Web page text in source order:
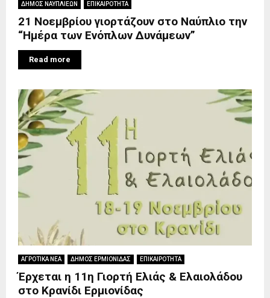
ΔΗΜΟΣ ΝΑΥΠΛΙΕΩΝ ΕΠΙΚΑΙΡΟΤΗΤΑ
21 Νοεμβρίου γιορτάζουν στο Ναύπλιο την
“Ημέρα των Ενόπλων Δυνάμεων”
Read more
ΑΓΡΟΤΙΚΑ ΝΕΑ ΔΗΜΟΣ ΕΡΜΙΟΝΙΔΑΣ ΕΠΙΚΑΙΡΟΤΗΤΑ
Έρχεται η 11η Γιορτή Ελιάς & Ελαιολάδου
στο Κρανίδι Ερμιονίδας